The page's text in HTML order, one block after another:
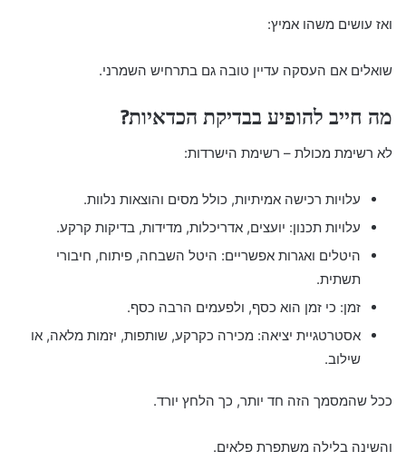
ואז עושים משהו אמיץ:
שואלים אם העסקה עדיין טובה גם בתרחיש השמרני.
מה חייב להופיע בבדיקת הכדאיות?
לא רשימת מכולת – רשימת הישרדות:
עלויות רכישה אמיתיות, כולל מסים והוצאות נלוות.
עלויות תכנון: יועצים, אדריכלות, מדידות, בדיקות קרקע.
היטלים ואגרות אפשריים: היטל השבחה, פיתוח, חיבורי
תשתית.
זמן: כי זמן הוא כסף, ולפעמים הרבה כסף.
אסטרטגיית יציאה: מכירה כקרקע, שותפות, יזמות מלאה, או
שילוב.
ככל שהמסמך הזה חד יותר, כך הלחץ יורד.
והשינה בלילה משתפרת פלאים.